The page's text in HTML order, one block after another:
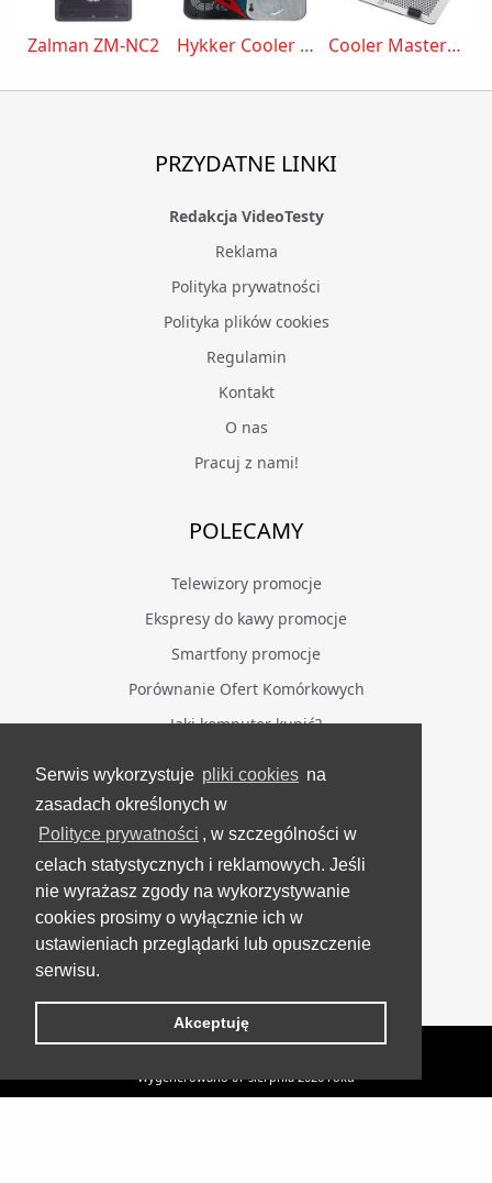
Serwis wykorzystuje pliki cookies na
zasadach określonych w
Polityce prywatności , w szczególności w
celach statystycznych i reklamowych. Jeśli
nie wyrażasz zgody na wykorzystywanie
cookies prosimy o wyłącznie ich w
ustawieniach przeglądarki lub opuszczenie
serwisu.
Akceptuję
Zalman ZM-NC2 Hykker Cooler Pad Cooler MasterNotepal Maker
PRZYDATNE LINKI
Redakcja VideoTesty
Reklama
Polityka prywatności
Polityka plików cookies
Regulamin
Kontakt
O nas
Pracuj z nami!
POLECAMY
Telewizory promocje
Ekspresy do kawy promocje
Smartfony promocje
Porównanie Ofert Komórkowych
Jaki komputer kupić?
BĄDŹ NA BIEŻĄCO
Facebook
Grupa Testerzy Videotestów
YouTube
Twitter
VideoTesty.pl Wszelkie prawa zastrzeżone
Wygenerowano 07 sierpnia 2026 roku